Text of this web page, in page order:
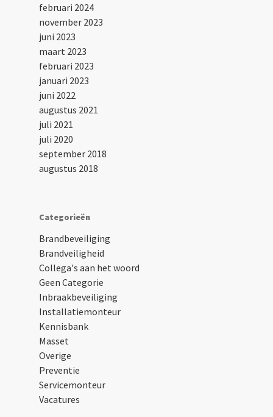
februari 2024
november 2023
juni 2023
maart 2023
februari 2023
januari 2023
juni 2022
augustus 2021
juli 2021
juli 2020
september 2018
augustus 2018
Categorieën
Brandbeveiliging
Brandveiligheid
Collega's aan het woord
Geen Categorie
Inbraakbeveiliging
Installatiemonteur
Kennisbank
Masset
Overige
Preventie
Servicemonteur
Vacatures